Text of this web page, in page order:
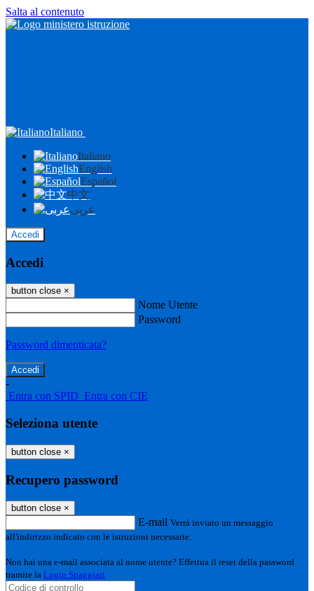
Salta al contenuto
Italiano
Italiano
English
Español
中文
عربى
Accedi
Accedi
button close ×
Nome Utente
Password
Password dimenticata?
-
Entra con SPID Entra con CIE
Seleziona utente
button close ×
Recupero password
button close ×
E-mail Verrà inviato un messaggio
all'indirizzo indicato con le istruzioni necessarie.
Non hai una e-mail associata al nome utente? Effettua il reset della password
tramite la Login Spaggiari